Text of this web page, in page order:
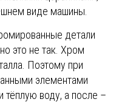
виде машины.
детали
это не так. Хром
Поэтому при
элементами
тёплую воду, а после –